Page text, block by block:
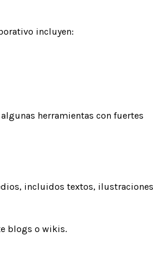
incluyen:
herramientas con fuertes
incluidos textos,
blogs o wikis.